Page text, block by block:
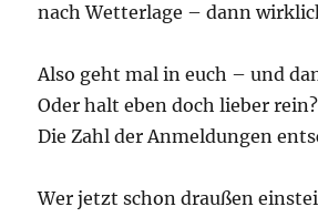
nach Wetterlage – dann
Also geht mal in euch – und
Oder halt eben doch lieber
Die Zahl der Anmeldungen
Wer jetzt schon draußen